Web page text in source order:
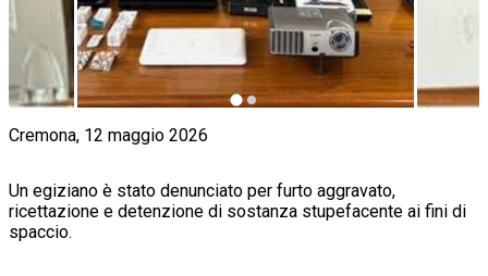
Cremona, 12 maggio 2026
Un egiziano è stato denunciato per furto aggravato,
ricettazione e detenzione di sostanza stupefacente ai fini di
spaccio.